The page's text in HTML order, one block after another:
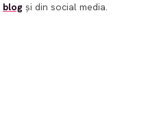
blog și din social media.